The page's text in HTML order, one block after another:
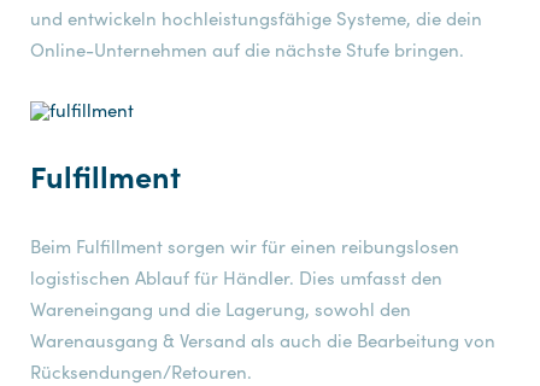
und entwickeln hochleistungsfähige Systeme, die dein
Online-Unternehmen auf die nächste Stufe bringen.
Fulfillment
Beim Fulfillment sorgen wir für einen reibungslosen
logistischen Ablauf für Händler. Dies umfasst den
Wareneingang und die Lagerung, sowohl den
Warenausgang & Versand als auch die Bearbeitung von
Rücksendungen/Retouren.